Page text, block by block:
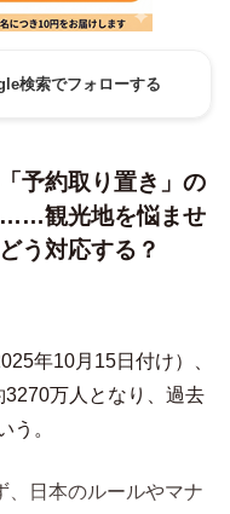
検索でフォローする
予約取り置き」の
……観光地を悩ませ
う対応する？
年10月15⽇付け）、
万人となり、過去
う。
、日本のルールやマナ